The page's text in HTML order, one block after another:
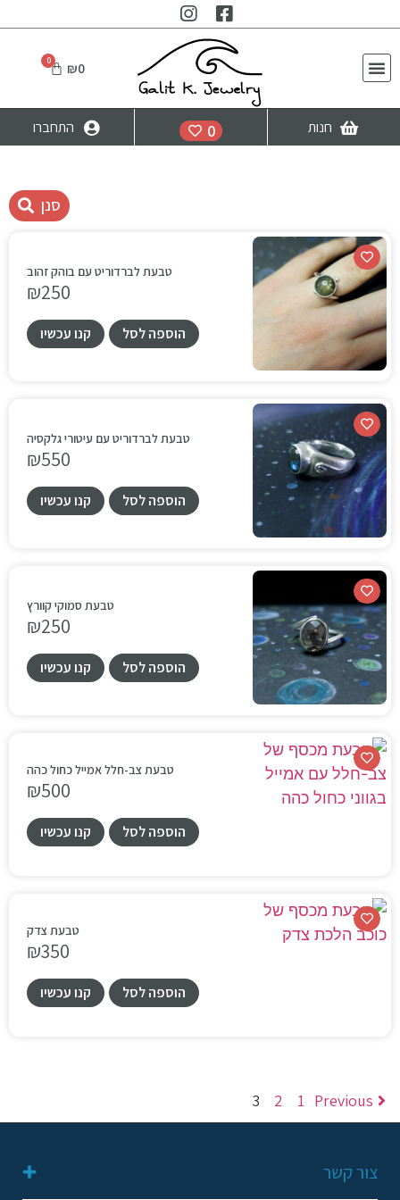
₪0
חנות 0 התחברו
סנן
טבעת לברדוריט עם בוהק זהוב
₪250
הוספה לסל קנו עכשיו
טבעת לברדוריט עם עיטורי גלקסיה
₪550
הוספה לסל קנו עכשיו
טבעת סמוקי קוורץ
₪250
הוספה לסל קנו עכשיו
טבעת צב-חלל אמייל כחול כהה
₪500
הוספה לסל קנו עכשיו
טבעת צדק
₪350
הוספה לסל קנו עכשיו
Previous
1
2
3
צור קשר
סנן / חפש